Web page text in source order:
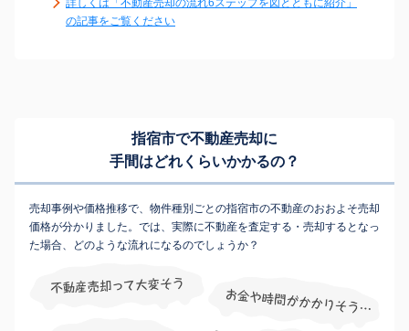
詳しくは「不動産売却の流れ6ステップを図とともに紹介」
の記事をご覧ください
指宿市で不動産売却に
手間はどれくらいかかるの？
売却事例や価格推移で、物件種別ごとの指宿市の不動産のおおよそ売却
価格が分かりました。では、実際に不動産を査定する・売却するとなっ
た場合、どのような流れになるのでしょうか？